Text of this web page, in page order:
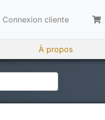
Connexion cliente
À propos